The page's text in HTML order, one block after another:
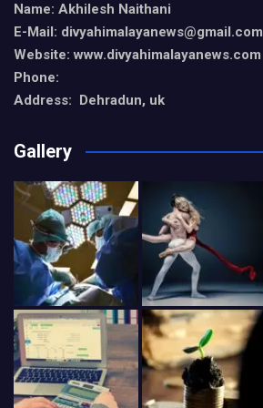
Name: Akhilesh Naithani
E-Mail: divyahimalayanews@gmail.com
Website: www.divyahimalayanews.com
Phone:
Address: Dehradun, uk
Gallery